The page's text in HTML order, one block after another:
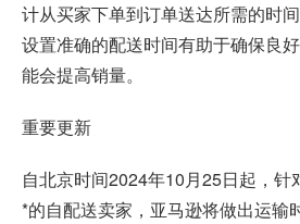
计从买家下单到订单送达所需的时
设置准确的配送时间有助于确保良
能会提高销量。
重要更新
自北京时间2024年10月25日起，针
*的自配送卖家，亚马逊将做出运输